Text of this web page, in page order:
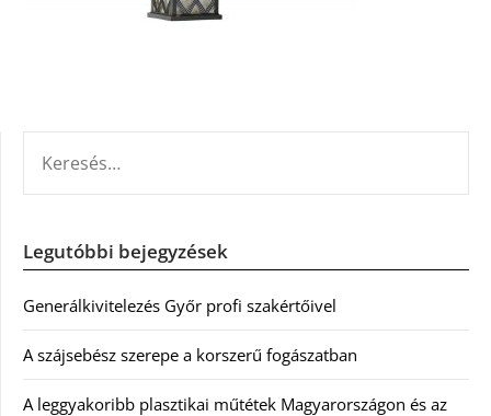
Legutóbbi bejegyzések
Generálkivitelezés Győr profi szakértőivel
A szájsebész szerepe a korszerű fogászatban
A leggyakoribb plasztikai műtétek Magyarországon és az